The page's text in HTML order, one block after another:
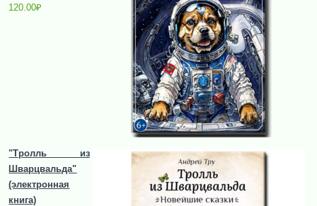
120.00₽
"Тролль из
Шварцвальда"
(электронная
книга)